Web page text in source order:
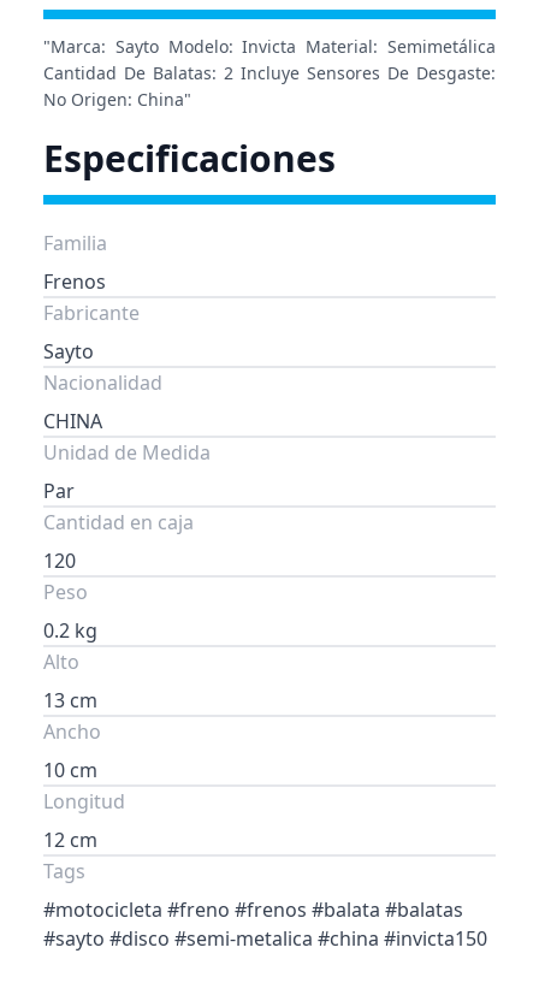
"Marca: Sayto Modelo: Invicta Material: Semimetálica
Cantidad De Balatas: 2 Incluye Sensores De Desgaste:
No Origen: China"
Especificaciones
Familia
Frenos
Fabricante
Sayto
Nacionalidad
CHINA
Unidad de Medida
Par
Cantidad en caja
120
Peso
0.2 kg
Alto
13 cm
Ancho
10 cm
Longitud
12 cm
Tags
#motocicleta #freno #frenos #balata #balatas
#sayto #disco #semi-metalica #china #invicta150